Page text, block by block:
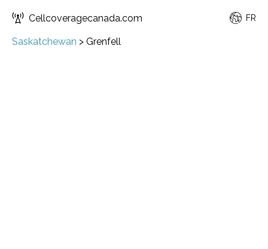
Cellcoveragecanada.com FR
Saskatchewan > Grenfell